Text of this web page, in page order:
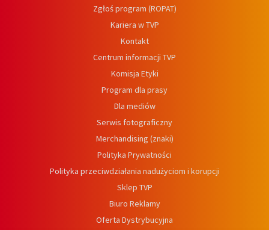
Zgłoś program (ROPAT)
Kariera w TVP
Kontakt
Centrum informacji TVP
Komisja Etyki
Program dla prasy
Dla mediów
Serwis fotograficzny
Merchandising (znaki)
Polityka Prywatności
Polityka przeciwdziałania nadużyciom i korupcji
Sklep TVP
Biuro Reklamy
Oferta Dystrybucyjna